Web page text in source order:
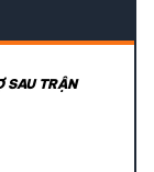
SAU TRẬN